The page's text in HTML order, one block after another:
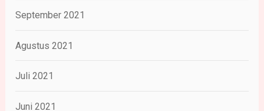
September 2021
Agustus 2021
Juli 2021
Juni 2021